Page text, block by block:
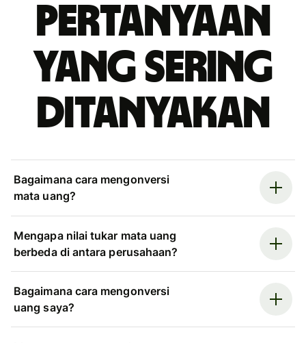
Pertanyaan
yang sering
ditanyakan
Bagaimana cara mengonversi
mata uang?
Mengapa nilai tukar mata uang
berbeda di antara perusahaan?
Bagaimana cara mengonversi
uang saya?